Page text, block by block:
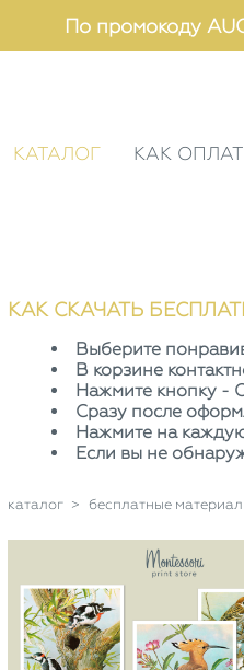
По промокоду
КАТАЛОГ КАК
КАК СКАЧАТЬ
Выберите
В корзине
Нажмите кнопку -
Сразу после
Нажмите на
Если вы не
каталог > бесплатные